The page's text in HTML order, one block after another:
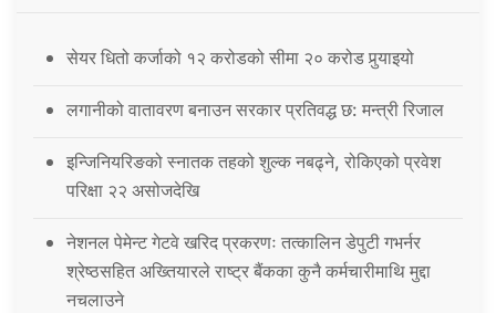
सेयर धितो कर्जाको १२ करोडको सीमा २० करोड पुर्‍याइयो
लगानीको वातावरण बनाउन सरकार प्रतिवद्ध छ: मन्त्री रिजाल
इन्जिनियरिङको स्नातक तहको शुल्क नबढ्ने, रोकिएको प्रवेश
परिक्षा २२ असोजदेखि
नेशनल पेमेन्ट गेटवे खरिद प्रकरणः तत्कालिन डेपुटी गभर्नर
श्रेष्ठसहित अख्तियारले राष्ट्र बैंकका कुनै कर्मचारीमाथि मुद्दा
नचलाउने